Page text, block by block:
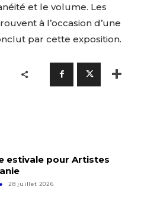
et le volume. Les
à l’occasion d’une
par cette exposition.
estivale pour Artistes
28 juillet 2026